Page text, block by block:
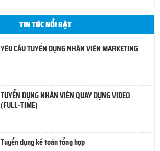
TIN TỨC NỔI BẬT
YÊU CẦU TUYỂN DỤNG NHÂN VIÊN MARKETING
TUYỂN DỤNG NHÂN VIÊN QUAY DỰNG VIDEO
(FULL-TIME)
Tuyển dụng kế toán tổng hợp